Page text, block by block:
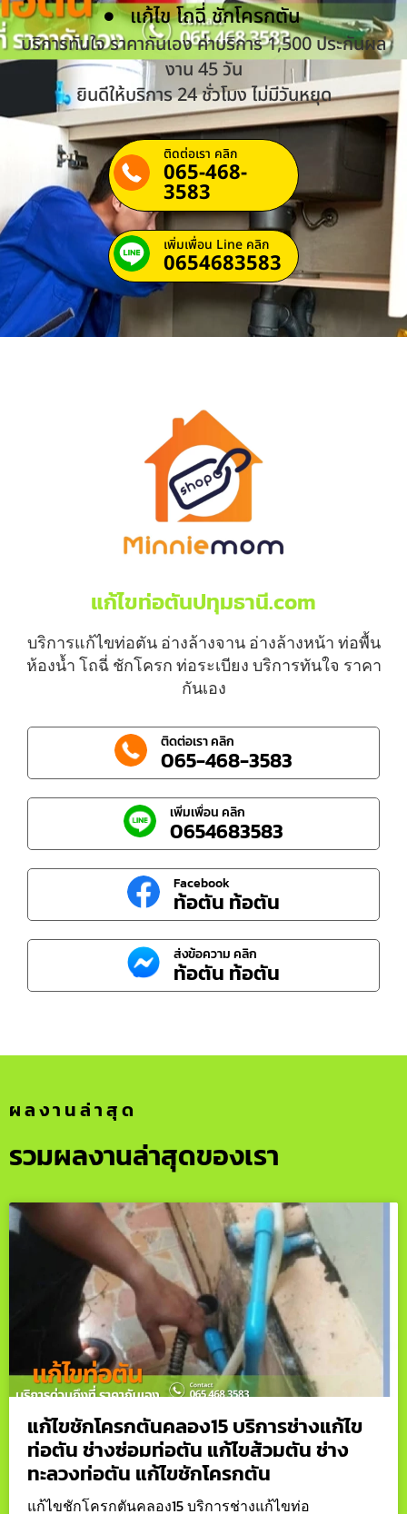
แก้ไข โถฉี่ ชักโครกตัน
บริการทันใจ ราคากันเอง ค่าบริการ 1,500 ประกันผล
งาน 45 วัน
ยินดีให้บริการ 24 ชั่วโมง ไม่มีวันหยุด
ติดต่อเรา คลิก
065-468-
3583
เพิ่มเพื่อน Line คลิก
0654683583
แก้ไขท่อตันปทุมธานี.com
บริการแก้ไขท่อตัน อ่างล้างจาน อ่างล้างหน้า ท่อพื้น
ห้องน้ำ โถฉี่ ชักโครก ท่อระเบียง บริการทันใจ ราคา
กันเอง
ติดต่อเรา คลิก
065-468-3583
เพิ่มเพื่อน คลิก
0654683583
Facebook
ท้อตัน ท้อตัน
ส่งข้อความ คลิก
ท้อตัน ท้อตัน
ผลงานล่าสุด
รวมผลงานล่าสุดของเรา
แก้ไขชักโครกตันคลอง15 บริการช่างแก้ไข
ท่อตัน ช่างซ่อมท่อตัน แก้ไขส้วมตัน ช่าง
ทะลวงท่อตัน แก้ไขชักโครกตัน
แก้ไขชักโครกตันคลอง15 บริการช่างแก้ไขท่อ